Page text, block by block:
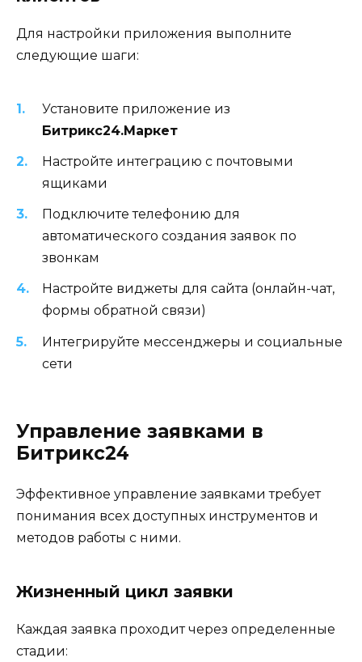
Для настройки приложения выполните
следующие шаги:
Установите приложение из
Битрикс24.Маркет
Настройте интеграцию с почтовыми
ящиками
Подключите телефонию для
автоматического создания заявок по
звонкам
Настройте виджеты для сайта (онлайн-чат,
формы обратной связи)
Интегрируйте мессенджеры и социальные
сети
Управление заявками в
Битрикс24
Эффективное управление заявками требует
понимания всех доступных инструментов и
методов работы с ними.
Жизненный цикл заявки
Каждая заявка проходит через определенные
стадии: